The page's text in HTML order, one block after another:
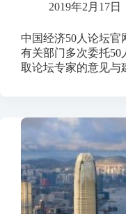
2019年2月17日
中国经济50人论坛
有关部门多次委托
取论坛专家的意见与